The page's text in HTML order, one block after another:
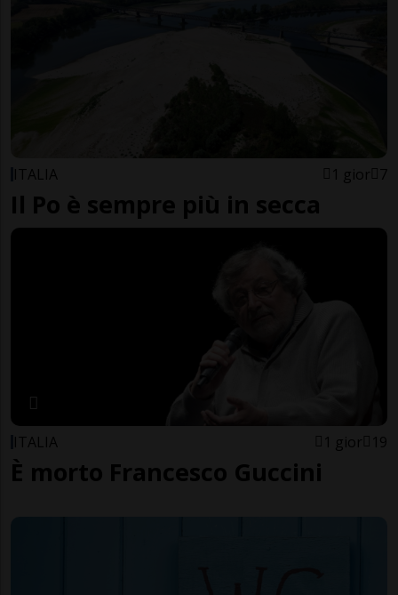
ITALIA 1 gior 7
Il Po è sempre più in secca
ITALIA 1 gior 19
È morto Francesco Guccini